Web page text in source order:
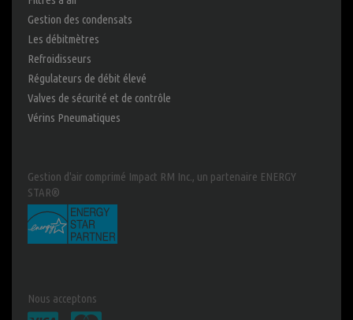
Gestion des condensats
Les débitmètres
Refroidisseurs
Régulateurs de débit élevé
Valves de sécurité et de contrôle
Vérins Pneumatiques
Gestion d'air comprimé Impact RM Inc., un partenaire ENERGY
STAR®
Nous acceptons